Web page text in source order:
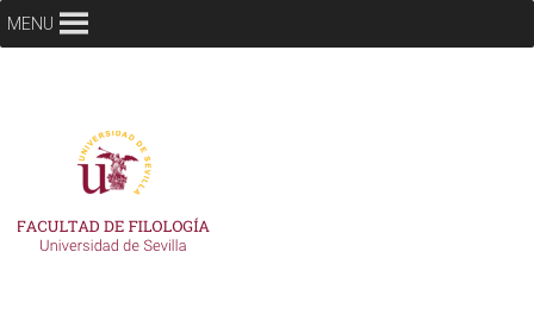
MENU